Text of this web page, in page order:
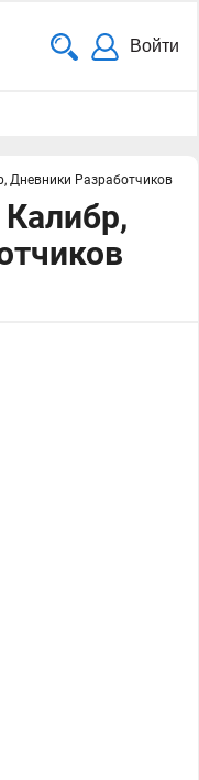
Войти
Дневники Разработчиков